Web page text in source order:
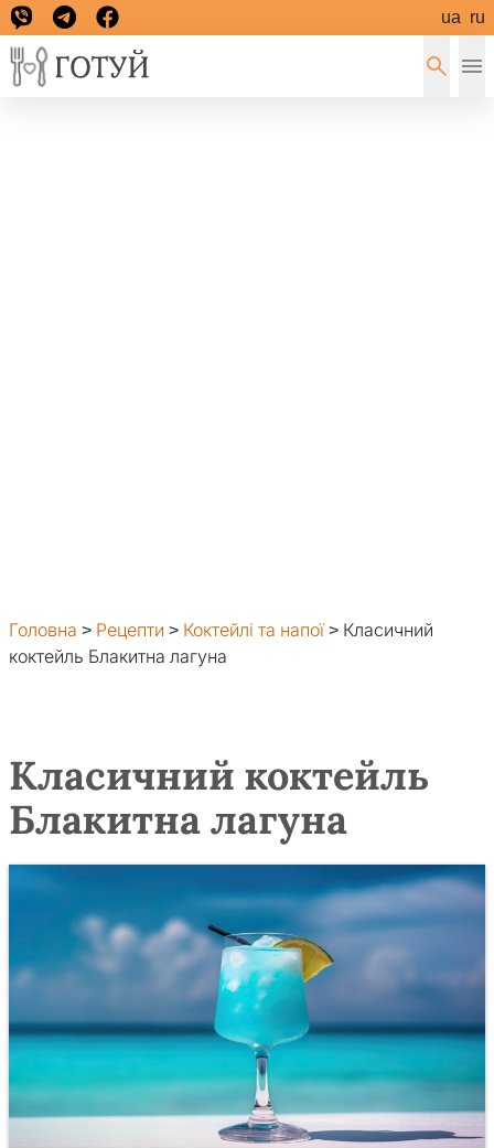
ua ru
Головна > Рецепти > Коктейлі та напої > Класичний
коктейль Блакитна лагуна
Класичний коктейль
Блакитна лагуна